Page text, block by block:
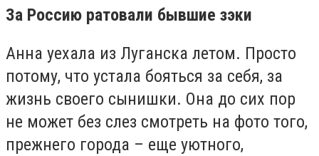
За Россию ратовали бывшие зэки
Анна уехала из Луганска летом. Просто
потому, что устала бояться за себя, за
жизнь своего сынишки. Она до сих пор
не может без слез смотреть на фото того,
прежнего города – еще уютного,